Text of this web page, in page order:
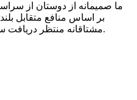
ما صمیمانه از دوستان از
بر اساس منافع متقابل
مشتاقانه منتظر دریافت سوالات شما به زودی هستیم.